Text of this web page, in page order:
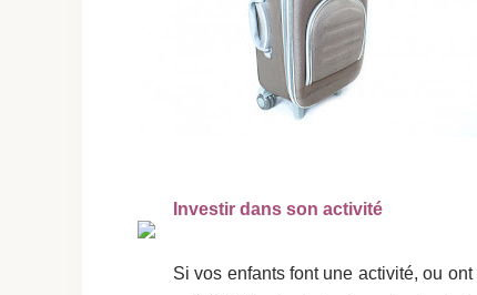
Investir dans son activité
Si vos enfants font une activité, ou